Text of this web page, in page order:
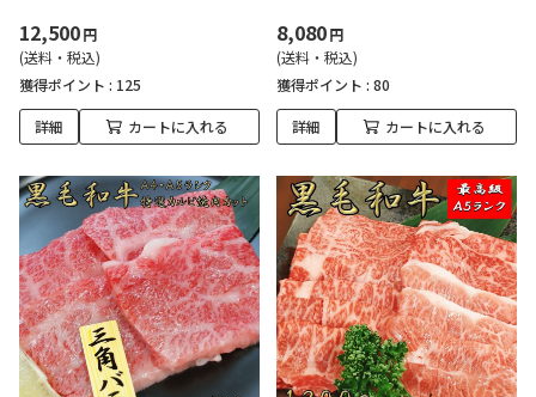
12,500円
(送料・税込)
獲得ポイント : 125
詳細 カートに入れる
8,080円
(送料・税込)
獲得ポイント : 80
詳細 カートに入れる